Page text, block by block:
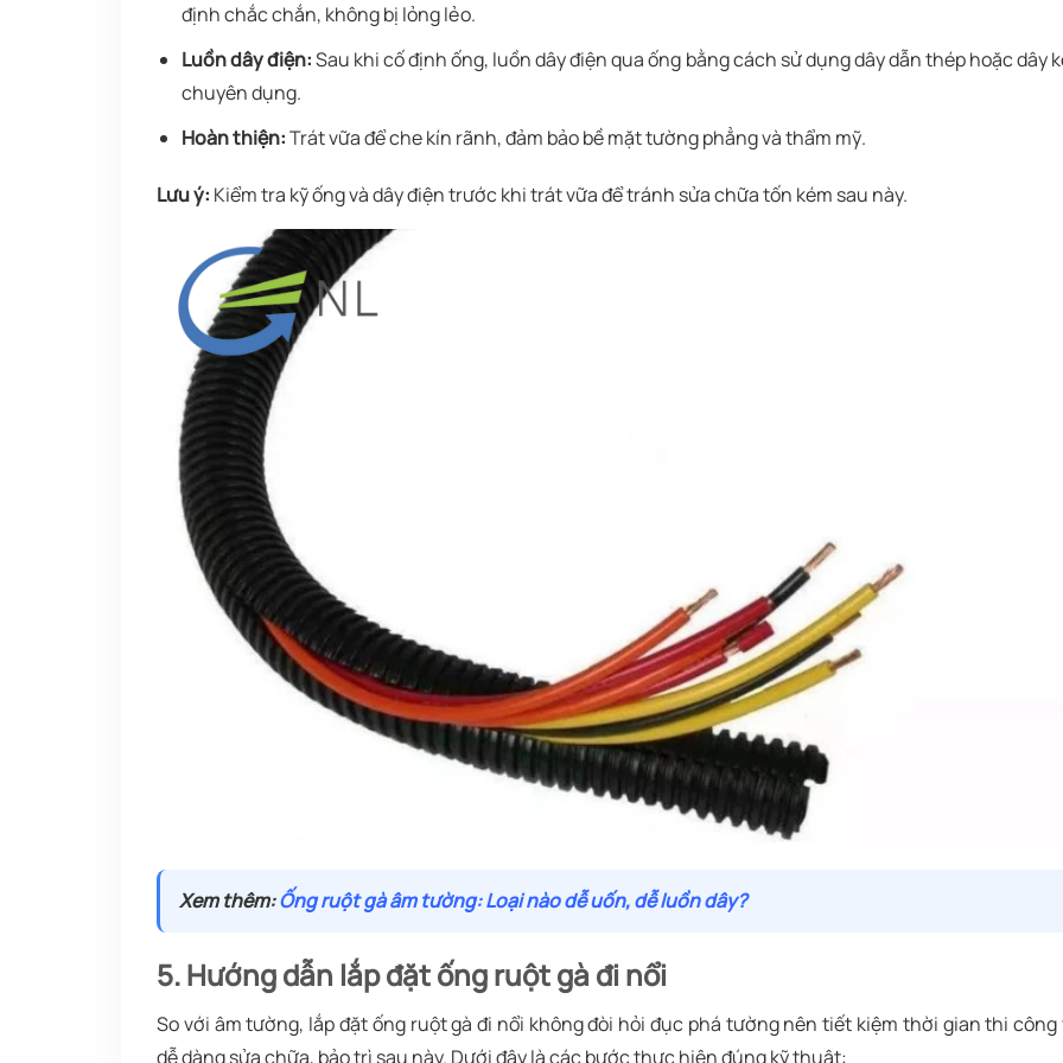
định chắc chắn, không bị lỏng lẻo.
Luồn dây điện:Sau khi cố định ống, luồn dây điện qua ống bằng cách sử dụng dây dẫn thép hoặc dây
chuyên dụng.
Hoàn thiện:Trát vữa để che kín rãnh, đảm bảo bề mặt tường phẳng và thẩm mỹ.
Lưu ý: Kiểm tra kỹ ống và dây điện trước khi trát vữa để tránh sửa chữa tốn kém sau này.
Xem thêm:Ống ruột gà âm tường: Loại nào dễ uốn, dễ luồn dây?
5. Hướng dẫn lắp đặt ống ruột gà đi nổi
So với âm tường, lắp đặt ống ruột gà đi nổi không đòi hỏi đục phá tường nên tiết kiệm thời gian thi công
dễ dàng sửa chữa, bảo trì sau này. Dưới đây là các bước thực hiện đúng kỹ thuật: